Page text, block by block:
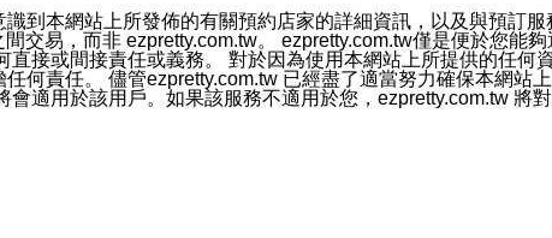
型訊息。
到本網站上所發佈的有關預約店家的詳細資訊，以及與預訂服
易，而非 ezpretty.com.tw。 ezpretty.com.tw僅是便於您能
接或間接責任或義務。 對於因為使用本網站上所提供的任何
何責任。 儘管ezpretty.com.tw 已經盡了適當努力確保本網站
適用於該用戶。如果該服務不適用於您，ezpretty.com.tw 將對